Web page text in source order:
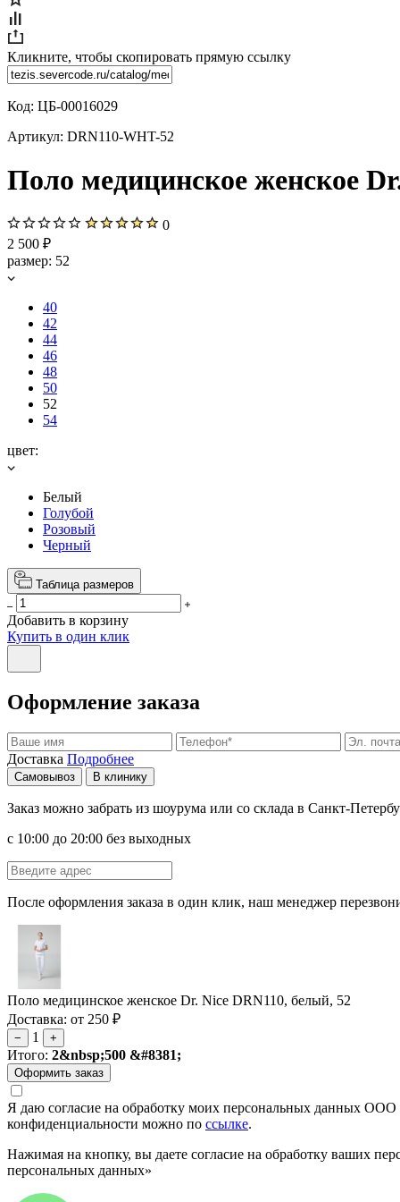
Кликните, чтобы скопировать прямую ссылку
Код: ЦБ-00016029
Артикул: DRN110-WHT-52
Поло медицинское женское
0
2 500 ₽
размер: 52
40
42
44
46
48
50
52
54
цвет:
Белый
Голубой
Розовый
Черный
Таблица размеров
Добавить в корзину
Купить в один клик
Оформление заказа
Доставка Подробнее
Самовывоз В клинику
Заказ можно забрать из шоурума или со склада в Санкт-
с 10:00 до 20:00 без выходных
После оформления заказа в один клик, наш менеджер
Поло медицинское женское Dr. Nice DRN110, белый, 52
Доставка: от 250 ₽
− 1 +
Итого: 2&nbsp;500 &#8381;
Я даю согласие на обработку моих персональных данных
конфиденциальности можно по ссылке.
Нажимая на кнопку, вы даете согласие на обработку ваших
персональных данных»